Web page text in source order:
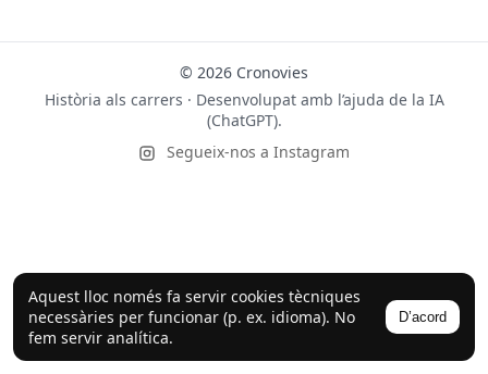
Aquest lloc només fa servir cookies tècniques
necessàries per funcionar (p. ex. idioma). No
fem servir analítica.
D’acord
© 2026 Cronovies
Història als carrers · Desenvolupat amb l’ajuda de la IA
(ChatGPT).
Segueix-nos a Instagram